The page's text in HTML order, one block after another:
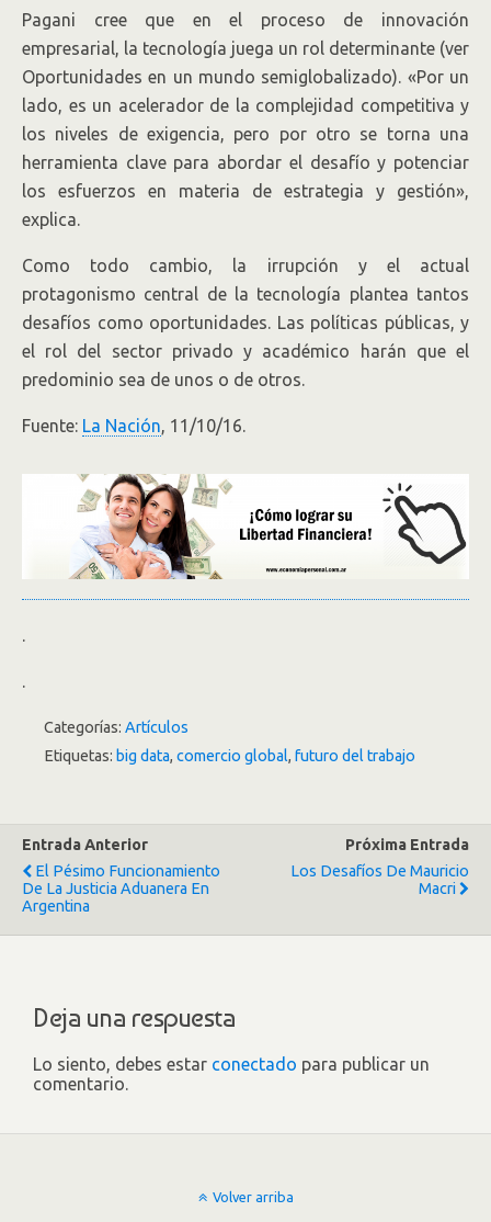
Pagani cree que en el proceso de innovación
empresarial, la tecnología juega un rol determinante (ver
Oportunidades en un mundo semiglobalizado). «Por un
lado, es un acelerador de la complejidad competitiva y
los niveles de exigencia, pero por otro se torna una
herramienta clave para abordar el desafío y potenciar
los esfuerzos en materia de estrategia y gestión»,
explica.
Como todo cambio, la irrupción y el actual
protagonismo central de la tecnología plantea tantos
desafíos como oportunidades. Las políticas públicas, y
el rol del sector privado y académico harán que el
predominio sea de unos o de otros.
Fuente: La Nación, 11/10/16.
.
.
Categorías: Artículos
Etiquetas: big data, comercio global, futuro del trabajo
Entrada Anterior
El Pésimo Funcionamiento
De La Justicia Aduanera En
Argentina
Próxima Entrada
Los Desafíos De Mauricio
Macri
Deja una respuesta
Lo siento, debes estar conectado para publicar un
comentario.
Volver arriba